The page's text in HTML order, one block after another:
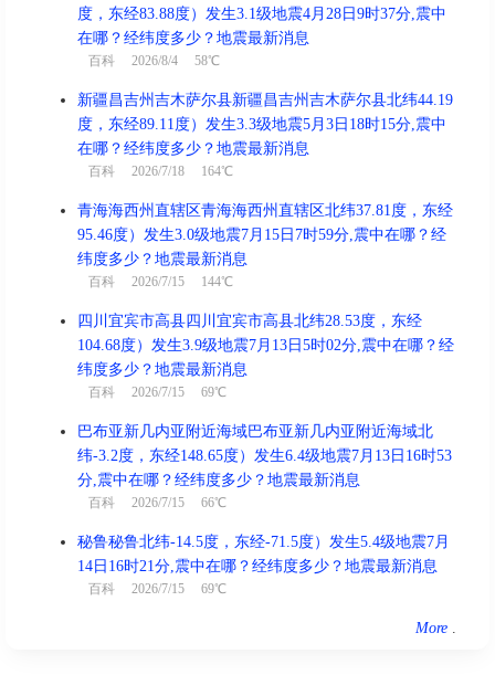
度，东经83.88度）发生3.1级地震4月28日9时37分,震中
在哪？经纬度多少？地震最新消息
百科 2026/8/4 58℃
新疆昌吉州吉木萨尔县新疆昌吉州吉木萨尔县北纬44.19
度，东经89.11度）发生3.3级地震5月3日18时15分,震中
在哪？经纬度多少？地震最新消息
百科 2026/7/18 164℃
青海海西州直辖区青海海西州直辖区北纬37.81度，东经
95.46度）发生3.0级地震7月15日7时59分,震中在哪？经
纬度多少？地震最新消息
百科 2026/7/15 144℃
四川宜宾市高县四川宜宾市高县北纬28.53度，东经
104.68度）发生3.9级地震7月13日5时02分,震中在哪？经
纬度多少？地震最新消息
百科 2026/7/15 69℃
巴布亚新几内亚附近海域巴布亚新几内亚附近海域北
纬-3.2度，东经148.65度）发生6.4级地震7月13日16时53
分,震中在哪？经纬度多少？地震最新消息
百科 2026/7/15 66℃
秘鲁秘鲁北纬-14.5度，东经-71.5度）发生5.4级地震7月
14日16时21分,震中在哪？经纬度多少？地震最新消息
百科 2026/7/15 69℃
More